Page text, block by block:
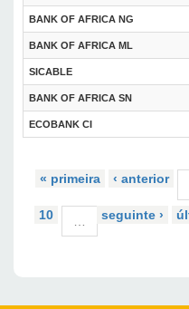
BANK OF AFRICA NG
BANK OF AFRICA ML
SICABLE
BANK OF AFRICA SN
ECOBANK CI
« primeira ‹ anterior
10
… seguinte ›